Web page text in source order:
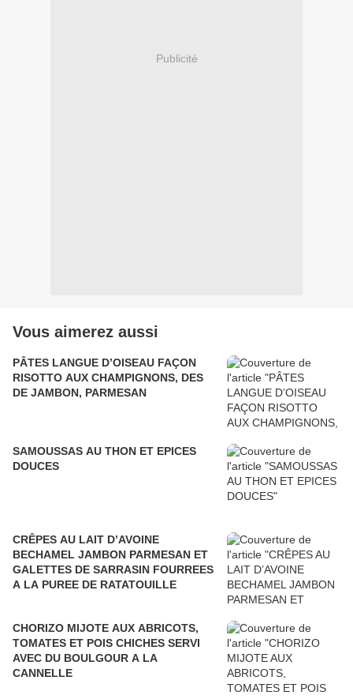
Publicité
Vous aimerez aussi
PÂTES LANGUE D’OISEAU FAÇON
RISOTTO AUX CHAMPIGNONS, DES
DE JAMBON, PARMESAN
SAMOUSSAS AU THON ET EPICES
DOUCES
CRÊPES AU LAIT D’AVOINE
BECHAMEL JAMBON PARMESAN ET
GALETTES DE SARRASIN FOURREES
A LA PUREE DE RATATOUILLE
CHORIZO MIJOTE AUX ABRICOTS,
TOMATES ET POIS CHICHES SERVI
AVEC DU BOULGOUR A LA
CANNELLE